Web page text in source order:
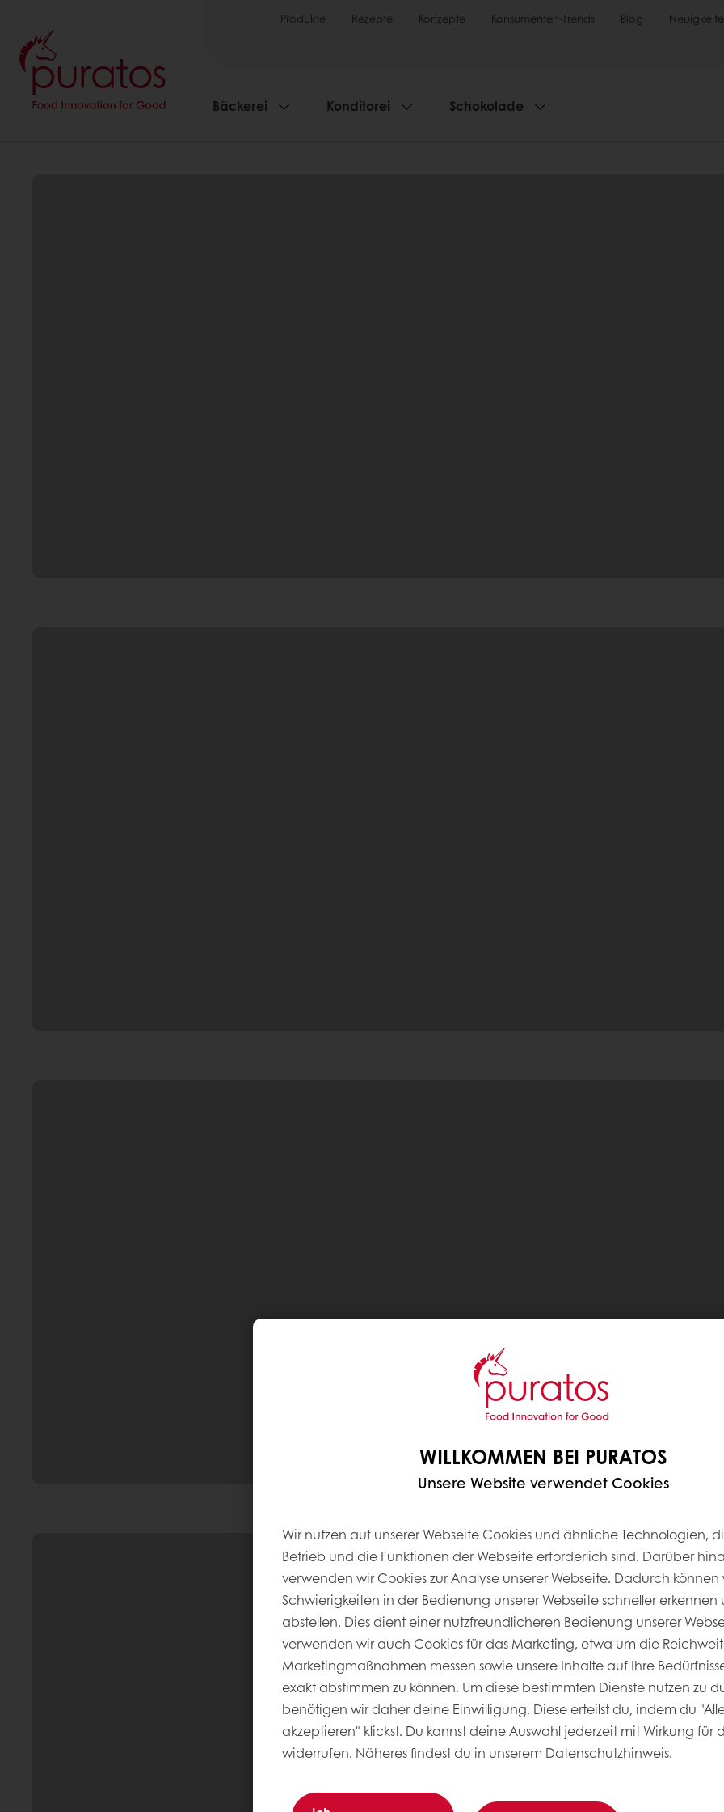
Produkte Rezepte Konzepte Konsumenten-Trends Blog
Bäckerei Konditorei Schokolade
WILLKOMMEN BEI PURATOS
Unsere Website verwendet Cookies
Wir nutzen auf unserer Webseite Cookies und ähnliche Technologien,
Betrieb und die Funktionen der Webseite erforderlich sind. Darüber
verwenden wir Cookies zur Analyse unserer Webseite. Dadurch können
Schwierigkeiten in der Bedienung unserer Webseite schneller erkennen
abstellen. Dies dient einer nutzfreundlicheren Bedienung unserer
verwenden wir auch Cookies für das Marketing, etwa um die
Marketingmaßnahmen messen sowie unsere Inhalte auf Ihre
exakt abstimmen zu können. Um diese bestimmten Dienste nutzen zu
benötigen wir daher deine Einwilligung. Diese erteilst du, indem du
akzeptieren" klickst. Du kannst deine Auswahl jederzeit mit Wirkung für
widerrufen. Näheres findest du in unserem Datenschutzhinweis.